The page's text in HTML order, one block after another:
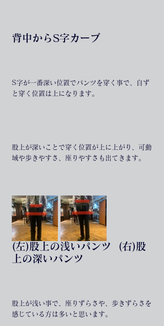
背中からS字カーブ
S字が一番深い位置でパンツを穿く事で、自ず
と穿く位置は上になります。
股上が深いことで穿く位置が上に上がり、可動
域や歩きやすさ、座りやすさも出てきます。
(左)股上の浅いパンツ  (右)股
上の深いパンツ
股上が浅い事で、座りずらさや、歩きずらさを
感じている方は多いと思います。